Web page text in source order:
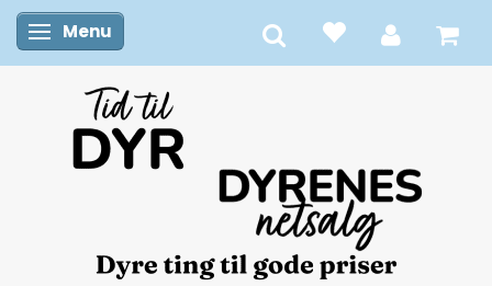
Skifte navigation
Menu